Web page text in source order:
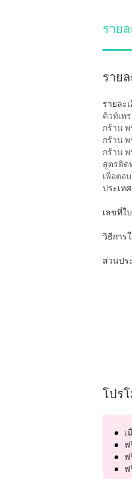
ราย
ราย
รายละ
คิวท์เพ
กร้าน
กร้าน
กร้าน
สูตรติด
เพื่อตอ
ประเท
เลขที่ใ
วิธีการ
ส่วนปร
โปร
เ
ฟ
ฟ
ฟ